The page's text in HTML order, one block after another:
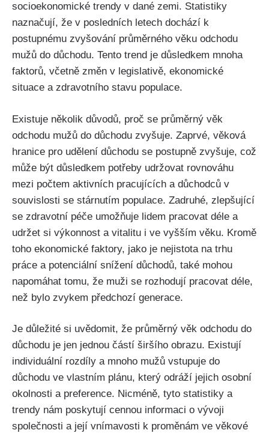
socioekonomické trendy v dané zemi. Statistiky
naznačují, že v posledních letech dochází k
postupnému zvyšování průměrného věku odchodu
mužů do důchodu. Tento trend je důsledkem mnoha
faktorů, včetně změn v legislativě, ekonomické
situace a zdravotního stavu populace.
Existuje několik důvodů, proč se průměrný věk
odchodu mužů do důchodu zvyšuje. Zaprvé, věková
hranice pro udělení důchodu se postupně zvyšuje, což
může být důsledkem potřeby udržovat rovnováhu
mezi počtem aktivních pracujících a důchodců v
souvislosti se stárnutím populace. Zadruhé, zlepšující
se zdravotní péče umožňuje lidem pracovat déle a
udržet si výkonnost a vitalitu i ve vyšším věku. Kromě
toho ekonomické faktory, jako je nejistota na trhu
práce a potenciální snížení důchodů, také mohou
napomáhat tomu, že muži se rozhodují pracovat déle,
než bylo zvykem předchozí generace.
Je důležité si uvědomit, že průměrný věk odchodu do
důchodu je jen jednou částí širšího obrazu. Existují
individuální rozdíly a mnoho mužů vstupuje do
důchodu ve vlastním plánu, který odráží jejich osobní
okolnosti a preference. Nicméně, tyto statistiky a
trendy nám poskytují cennou informaci o vývoji
společnosti a její vnímavosti k proměnám ve věkové